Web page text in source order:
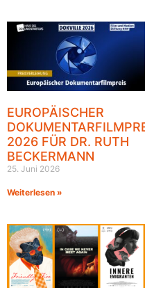
EUROPÄISCHER
DOKUMENTARFILMPREIS
2026 FÜR DR. RUTH
BECKERMANN
25. Juni 2026
Weiterlesen »